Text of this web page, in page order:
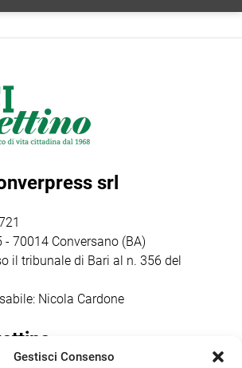
misura
rete degli
point
2027, il
un
[…]
segreteria
ratifica per il
Costituente […]
srl
70014 Conversano (BA)
il tribunale di Bari al n. 356 del
Nicola Cardone
Gestisci Consenso